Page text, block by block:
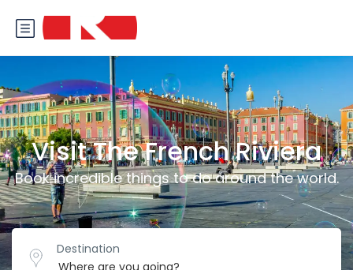
Visit The French Riviera
Book incredible things to do around the world.
Destination